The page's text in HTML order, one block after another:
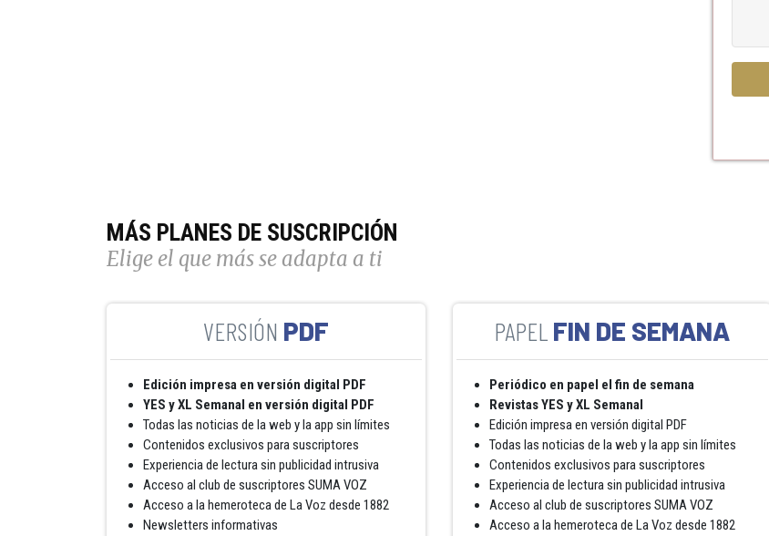
MÁS PLANES DE SUSCRIPCIÓN
Elige el que más se adapta a ti
PDF
Edición impresa en versión digital PDF
YES y XL Semanal en versión digital PDF
Todas las noticias de la web y la app sin límites
Contenidos exclusivos para suscriptores
Experiencia de lectura sin publicidad intrusiva
Acceso al club de suscriptores SUMA VOZ
Acceso a la hemeroteca de La Voz desde 1882
Newsletters informativas
FIN DE SEMANA
Periódico en papel el fin de semana
Revistas YES y XL Semanal
Edición impresa en versión digital PDF
Todas las noticias de la web y la app sin límites
Contenidos exclusivos para suscriptores
Experiencia de lectura sin publicidad intrusiva
Acceso al club de suscriptores SUMA VOZ
Acceso a la hemeroteca de La Voz desde 1882